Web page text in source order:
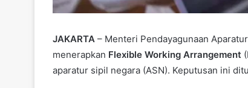
JAKARTA – Menteri Pendayagunaan
menerapkan Flexible Working Arrangement
aparatur sipil negara (ASN). Keputusan ini